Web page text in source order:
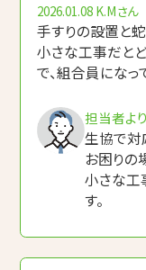
組合概要・組合
採用情報
アイネットコープ
その他
2026.01.08 K.Mさん
手すりの設置と
小さな工事だと
で、組合員になっ
担当者より
生協で対
お困りの
小さな工
す。